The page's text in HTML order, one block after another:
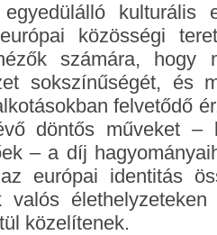
egyedülálló kulturális
közösségi
számára, hogy
sokszínűségét, és
felvetődő
döntős műveket –
– a díj
európai identitás
valós
közelítenek.